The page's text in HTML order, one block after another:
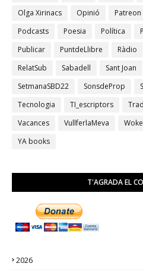
Olga Xirinacs
Opinió Patreon
Podcasts
Poesia Política
Publicar
PuntdeLlibre Ràdio
RelatSub
Sabadell Sant Joan
SetmanaSBD22
SonsdeProp
Tecnologia
TI_escriptors
Vacances
VullferlaMeva Woke
YA books
T'AGRADA EL
2026